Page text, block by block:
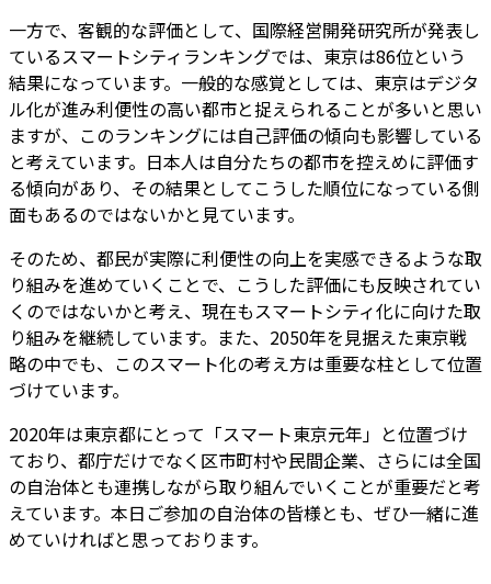
一方で、客観的な評価として、国際経営開発研究所が発表し
ているスマートシティランキングでは、東京は86位という
結果になっています。一般的な感覚としては、東京はデジタ
ル化が進み利便性の高い都市と捉えられることが多いと思い
ますが、このランキングには自己評価の傾向も影響している
と考えています。日本人は自分たちの都市を控えめに評価す
る傾向があり、その結果としてこうした順位になっている側
面もあるのではないかと見ています。
そのため、都民が実際に利便性の向上を実感できるような取
り組みを進めていくことで、こうした評価にも反映されてい
くのではないかと考え、現在もスマートシティ化に向けた取
り組みを継続しています。また、2050年を見据えた東京戦
略の中でも、このスマート化の考え方は重要な柱として位置
づけています。
2020年は東京都にとって「スマート東京元年」と位置づけ
ており、都庁だけでなく区市町村や民間企業、さらには全国
の自治体とも連携しながら取り組んでいくことが重要だと考
えています。本日ご参加の自治体の皆様とも、ぜひ一緒に進
めていければと思っております。